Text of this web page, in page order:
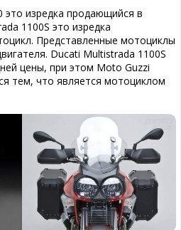
это изредка продающийся в
1100S это изредка
Представленные мотоциклы
Ducati Multistrada 1100S
цены, при этом Moto Guzzi
тем, что является мотоциклом